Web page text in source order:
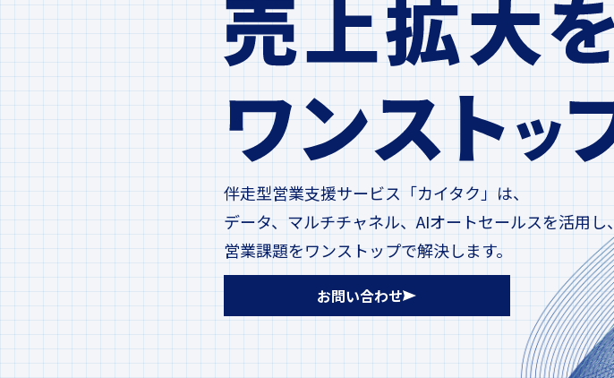
伴走型営業支援サービス「カイタク」は、
データ、マルチチャネル、AIオートセールスを活用し、
営業課題をワンストップで解決します。
お問い合わせ